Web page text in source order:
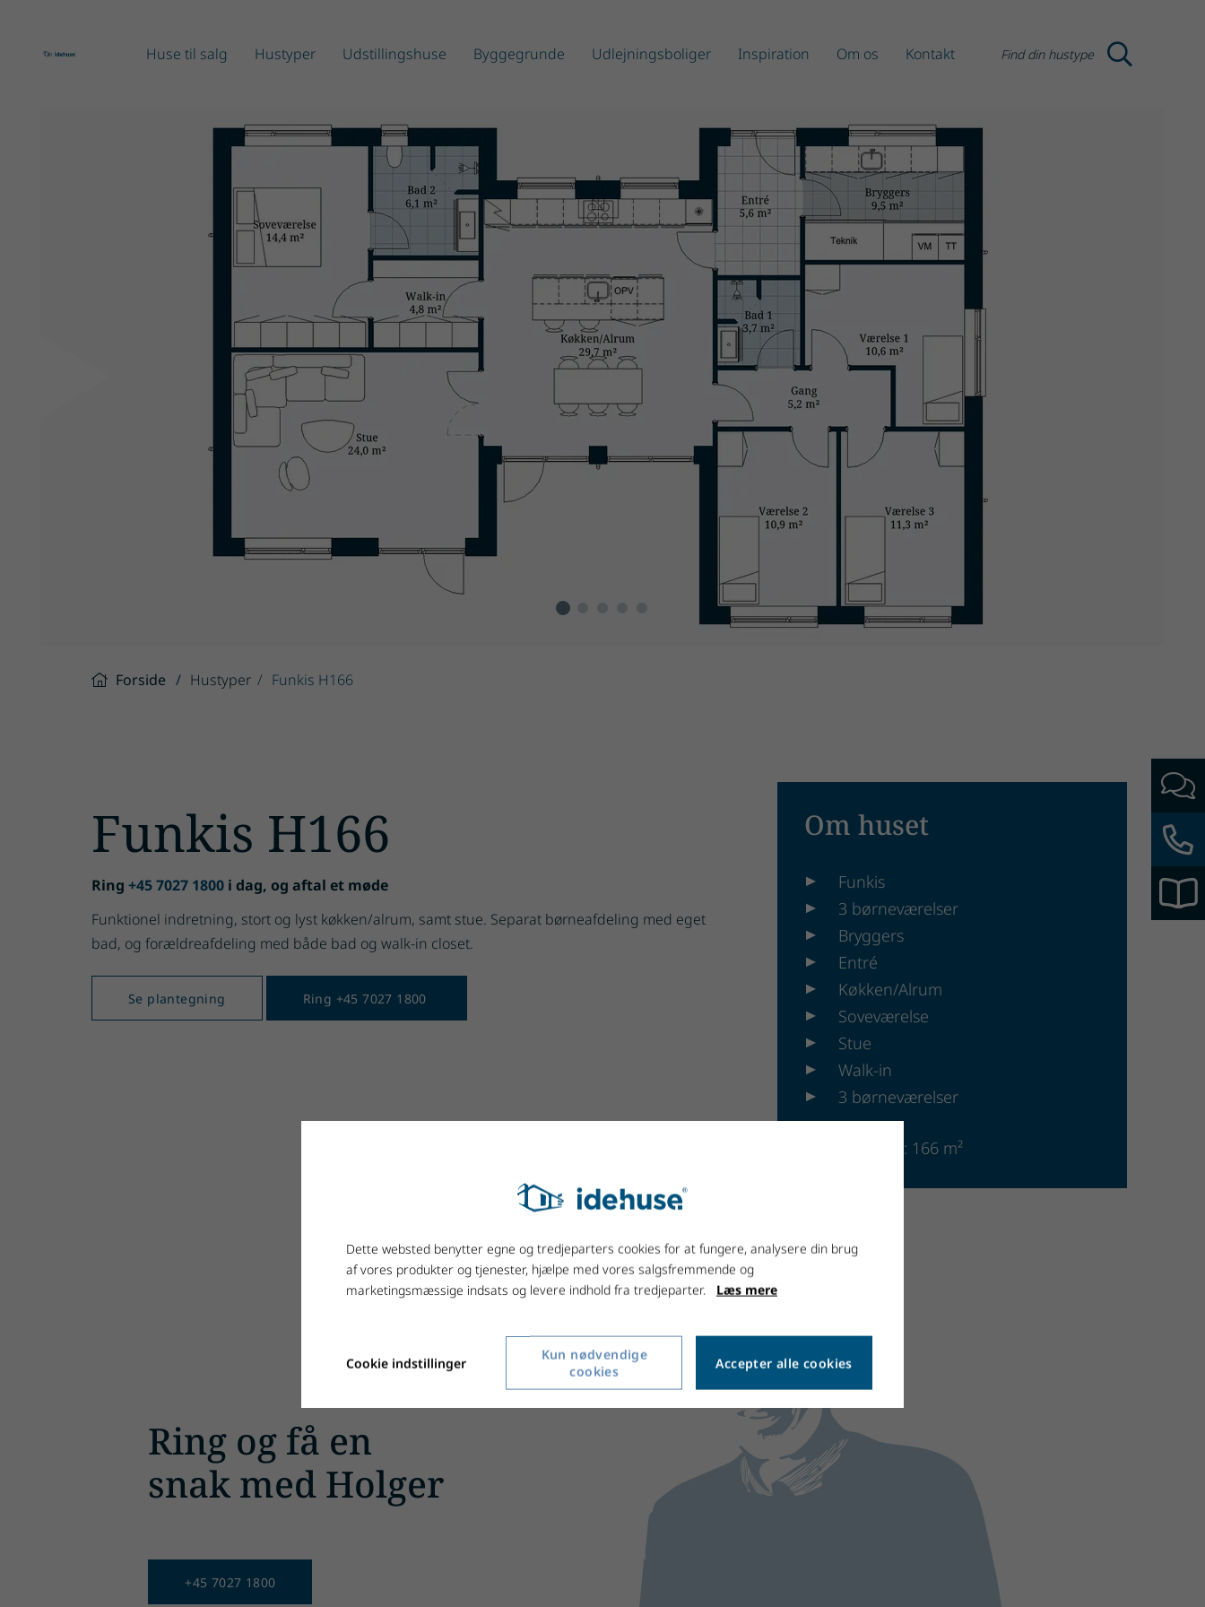
Huse til salg Hustyper Udstillingshuse Byggegrunde Udlejningsboliger Inspiration Om os Kontakt Find din hustype
Forside Hustyper Funkis H166
Funkis H166
Ring +45 7027 1800 i dag, og aftal et møde
Funktionel indretning, stort og lyst køkken/alrum, samt stue. Separat børneafdeling med eget
bad, og forældreafdeling med både bad og walk-in closet.
Se plantegning Ring +45 7027 1800
Om huset
Funkis
3 børneværelser
Bryggers
Entré
Køkken/Alrum
Soveværelse
Stue
Walk-in
3 børneværelser
Størrelse: 166 m²
Ring og få en
snak med Holger
+45 7027 1800
Dette websted benytter egne og tredjeparters cookies for at fungere, analysere din brug
af vores produkter og tjenester, hjælpe med vores salgsfremmende og
marketingsmæssige indsats og levere indhold fra tredjeparter. Læs mere
Cookie indstillinger
Kun nødvendige
cookies
Accepter alle cookies